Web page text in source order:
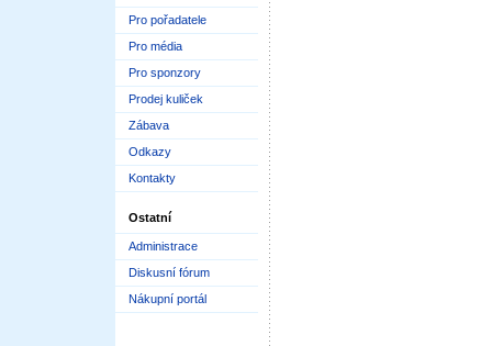
Pro pořadatele
Pro média
Pro sponzory
Prodej kuliček
Zábava
Odkazy
Kontakty
Ostatní
Administrace
Diskusní fórum
Nákupní portál